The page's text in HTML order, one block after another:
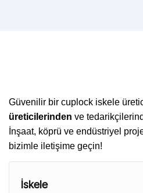
Güvenilir bir cuplock iskele
üreticilerinden ve
İnşaat, köprü ve endüstriyel
bizimle iletişime geçin!
İskele